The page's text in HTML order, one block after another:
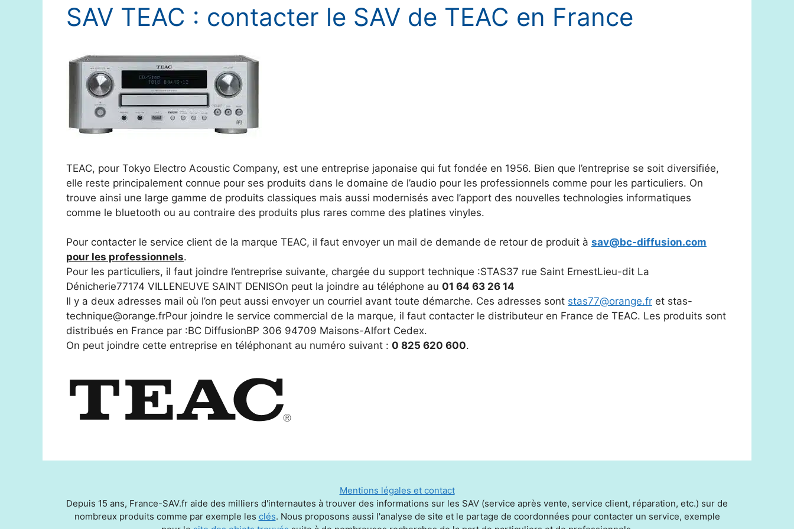
SAV TEAC : contacter le SAV de TEAC en France
TEAC, pour Tokyo Electro Acoustic Company, est une entreprise japonaise qui fut fondée en 1956. Bien que l’entreprise se soit diversifiée,
elle reste principalement connue pour ses produits dans le domaine de l’audio pour les professionnels comme pour les particuliers. On
trouve ainsi une large gamme de produits classiques mais aussi modernisés avec l’apport des nouvelles technologies informatiques
comme le bluetooth ou au contraire des produits plus rares comme des platines vinyles.
Pour contacter le service client de la marque TEAC, il faut envoyer un mail de demande de retour de produit à sav@bc-diffusion.com
pour les professionnels.
Pour les particuliers, il faut joindre l’entreprise suivante, chargée du support technique :STAS37 rue Saint ErnestLieu-dit La
Dénicherie77174 VILLENEUVE SAINT DENISOn peut la joindre au téléphone au 01 64 63 26 14
Il y a deux adresses mail où l’on peut aussi envoyer un courriel avant toute démarche. Ces adresses sont stas77@orange.fr et stas-
technique@orange.frPour joindre le service commercial de la marque, il faut contacter le distributeur en France de TEAC. Les produits sont
distribués en France par :BC DiffusionBP 306 94709 Maisons-Alfort Cedex.
On peut joindre cette entreprise en téléphonant au numéro suivant : 0 825 620 600.
Mentions légales et contact
Depuis 15 ans, France-SAV.fr aide des milliers d'internautes à trouver des informations sur les SAV (service après vente, service client, réparation, etc.) sur de
nombreux produits comme par exemple les clés. Nous proposons aussi l'analyse de site et le partage de coordonnées pour contacter un service, exemple